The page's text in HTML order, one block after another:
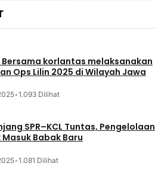
Bersama korlantas melaksanakan
Ops Lilin 2025 di Wilayah Jawa
•1.093 Dilihat
SPR–KCL Tuntas, Pengelolaan
Babak Baru
•1.081 Dilihat